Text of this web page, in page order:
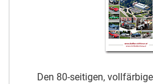
Den 80-seitigen,